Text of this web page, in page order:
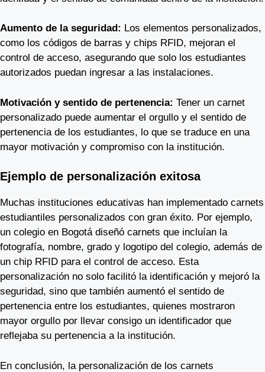
Aumento de la seguridad: Los elementos personalizados,
como los códigos de barras y chips RFID, mejoran el
control de acceso, asegurando que solo los estudiantes
autorizados puedan ingresar a las instalaciones.
Motivación y sentido de pertenencia: Tener un carnet
personalizado puede aumentar el orgullo y el sentido de
pertenencia de los estudiantes, lo que se traduce en una
mayor motivación y compromiso con la institución.
Ejemplo de personalización exitosa
Muchas instituciones educativas han implementado carnets
estudiantiles personalizados con gran éxito. Por ejemplo,
un colegio en Bogotá diseñó carnets que incluían la
fotografía, nombre, grado y logotipo del colegio, además de
un chip RFID para el control de acceso. Esta
personalización no solo facilitó la identificación y mejoró la
seguridad, sino que también aumentó el sentido de
pertenencia entre los estudiantes, quienes mostraron
mayor orgullo por llevar consigo un identificador que
reflejaba su pertenencia a la institución.
En conclusión, la personalización de los carnets